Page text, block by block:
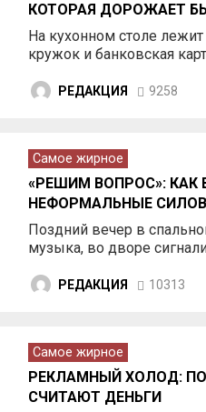
КОТОРАЯ ДОРОЖАЕТ
На кухонном столе
кружок и банковская
РЕДАКЦИЯ 9258
Самое жирное
«РЕШИМ ВОПРОС»: КАК
НЕФОРМАЛЬНЫЕ
Поздний вечер в
музыка, во дворе
РЕДАКЦИЯ 10313
Самое жирное
РЕКЛАМНЫЙ ХОЛОД:
СЧИТАЮТ ДЕНЬГИ